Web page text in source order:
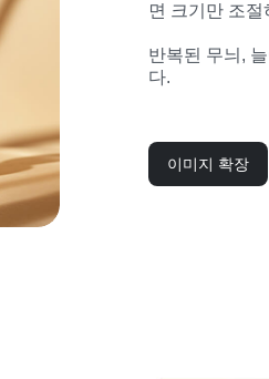
면 크기만 조절
반복된 무늬,
다.
이미지 확장